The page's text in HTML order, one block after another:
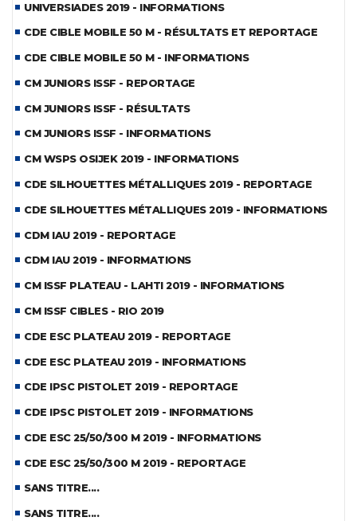
UNIVERSIADES 2019 - INFORMATIONS
CDE CIBLE MOBILE 50 M - RÉSULTATS ET REPORTAGE
CDE CIBLE MOBILE 50 M - INFORMATIONS
CM JUNIORS ISSF - REPORTAGE
CM JUNIORS ISSF - RÉSULTATS
CM JUNIORS ISSF - INFORMATIONS
CM WSPS OSIJEK 2019 - INFORMATIONS
CDE SILHOUETTES MÉTALLIQUES 2019 - REPORTAGE
CDE SILHOUETTES MÉTALLIQUES 2019 - INFORMATIONS
CDM IAU 2019 - REPORTAGE
CDM IAU 2019 - INFORMATIONS
CM ISSF PLATEAU - LAHTI 2019 - INFORMATIONS
CM ISSF CIBLES - RIO 2019
CDE ESC PLATEAU 2019 - REPORTAGE
CDE ESC PLATEAU 2019 - INFORMATIONS
CDE IPSC PISTOLET 2019 - REPORTAGE
CDE IPSC PISTOLET 2019 - INFORMATIONS
CDE ESC 25/50/300 M 2019 - INFORMATIONS
CDE ESC 25/50/300 M 2019 - REPORTAGE
SANS TITRE....
SANS TITRE....